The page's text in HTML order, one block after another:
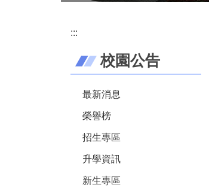
:::
校園公告
最新消息
榮譽榜
招生專區
升學資訊
新生專區